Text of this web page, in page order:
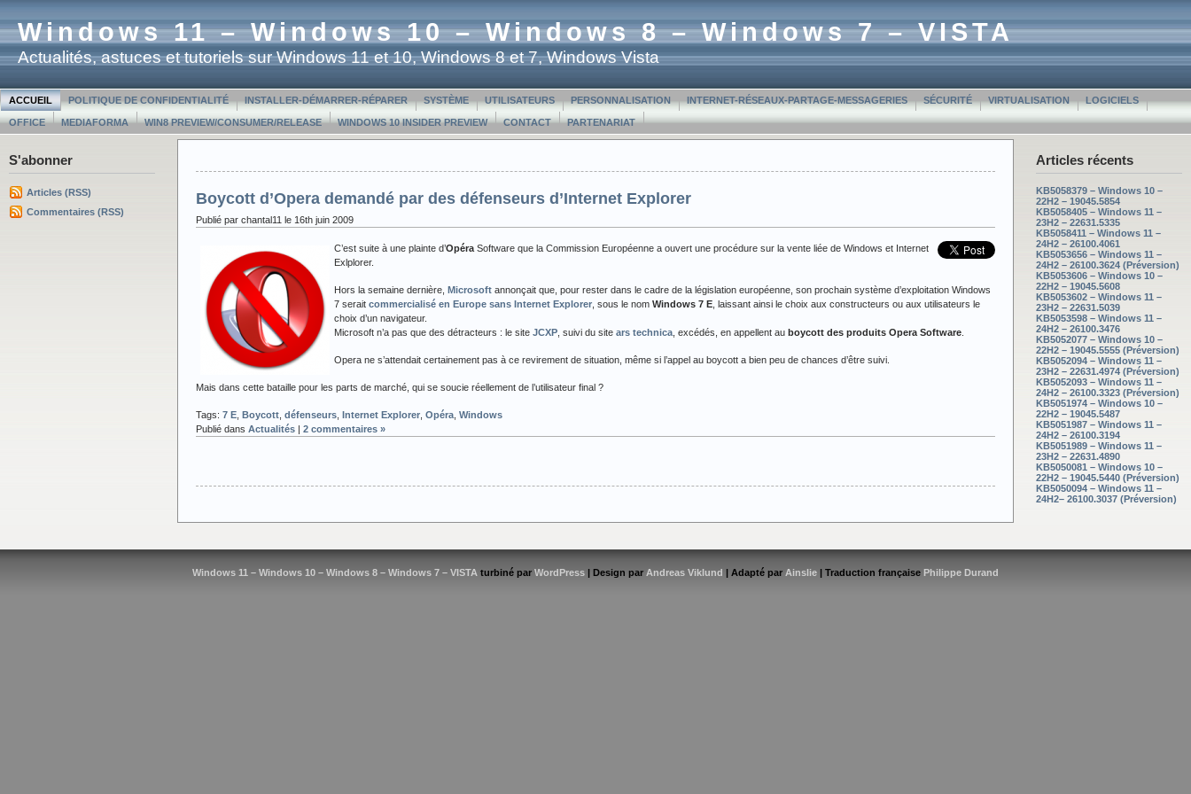
Windows 11 – Windows 10 – Windows 8 – Windows 7 – VISTA
Actualités, astuces et tutoriels sur Windows 11 et 10, Windows 8 et 7, Windows Vista
ACCUEIL POLITIQUE DE CONFIDENTIALITÉ INSTALLER-DÉMARRER-RÉPARER SYSTÈME UTILISATEURS PERSONNALISATION INTERNET-RÉSEAUX-PARTAGE-MESSAGERIES SÉCURITÉ VIRTUALISATION LOGICIELS
OFFICE MEDIAFORMA WIN8 PREVIEW/CONSUMER/RELEASE WINDOWS 10 INSIDER PREVIEW CONTACT PARTENARIAT
S'abonner
Articles (RSS)
Commentaires (RSS)
Articles récents
KB5058379 – Windows 10 –
22H2 – 19045.5854
KB5058405 – Windows 11 –
23H2 – 22631.5335
KB5058411 – Windows 11 –
24H2 – 26100.4061
KB5053656 – Windows 11 –
24H2 – 26100.3624 (Préversion)
KB5053606 – Windows 10 –
22H2 – 19045.5608
KB5053602 – Windows 11 –
23H2 – 22631.5039
KB5053598 – Windows 11 –
24H2 – 26100.3476
KB5052077 – Windows 10 –
22H2 – 19045.5555 (Préversion)
KB5052094 – Windows 11 –
23H2 – 22631.4974 (Préversion)
KB5052093 – Windows 11 –
24H2 – 26100.3323 (Préversion)
KB5051974 – Windows 10 –
22H2 – 19045.5487
KB5051987 – Windows 11 –
24H2 – 26100.3194
KB5051989 – Windows 11 –
23H2 – 22631.4890
KB5050081 – Windows 10 –
22H2 – 19045.5440 (Préversion)
KB5050094 – Windows 11 –
24H2– 26100.3037 (Préversion)
Boycott d’Opera demandé par des défenseurs d’Internet Explorer
Publié par chantal11 le 16th juin 2009
C’est suite à une plainte d’Opéra Software que la Commission Européenne a ouvert une procédure sur la vente liée de Windows et Internet
Exlplorer.
Hors la semaine dernière, Microsoft annonçait que, pour rester dans le cadre de la législation européenne, son prochain système d’exploitation Windows
7 serait commercialisé en Europe sans Internet Explorer , sous le nom Windows 7 E , laissant ainsi le choix aux constructeurs ou aux utilisateurs le
choix d’un navigateur.
Microsoft n’a pas que des détracteurs : le site JCXP , suivi du site ars technica , excédés, en appellent au boycott des produits Opera Software
Opera ne s’attendait certainement pas à ce revirement de situation, même si l’appel au boycott a bien peu de chances d’être suivi.
Mais dans cette bataille pour les parts de marché, qui se soucie réellement de l’utilisateur final ?
Tags: 7 E Boycott défenseurs Internet Explorer Opéra Windows
Publié dans Actualités | 2 commentaires »
Windows 11 – Windows 10 – Windows 8 – Windows 7 – VISTA turbiné par WordPress | Design par Andreas Viklund | Adapté par Ainslie | Traduction française Philippe Durand